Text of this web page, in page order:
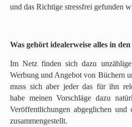
und das Richtige stressfrei gefunden
Was gehört idealerweise alles in
Im Netz finden sich dazu
Werbung und Angebot von Büchern
muss sich aber jeder das für ihn
habe meinen Vorschläge dazu
Veröffentlichungen abgeglichen und
zusammengestellt.